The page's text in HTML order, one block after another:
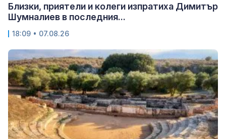
Близки, приятели и колеги изпратиха Димитър
Шумналиев в последния...
18:09 • 07.08.26